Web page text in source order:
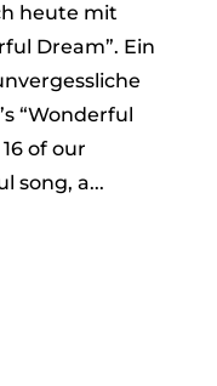
heute mit
Dream”. Ein
“Wonderful
of our
song, a...